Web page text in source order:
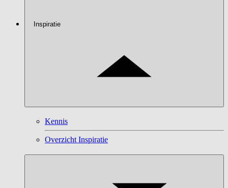
Inspiratie
Kennis
Overzicht Inspiratie